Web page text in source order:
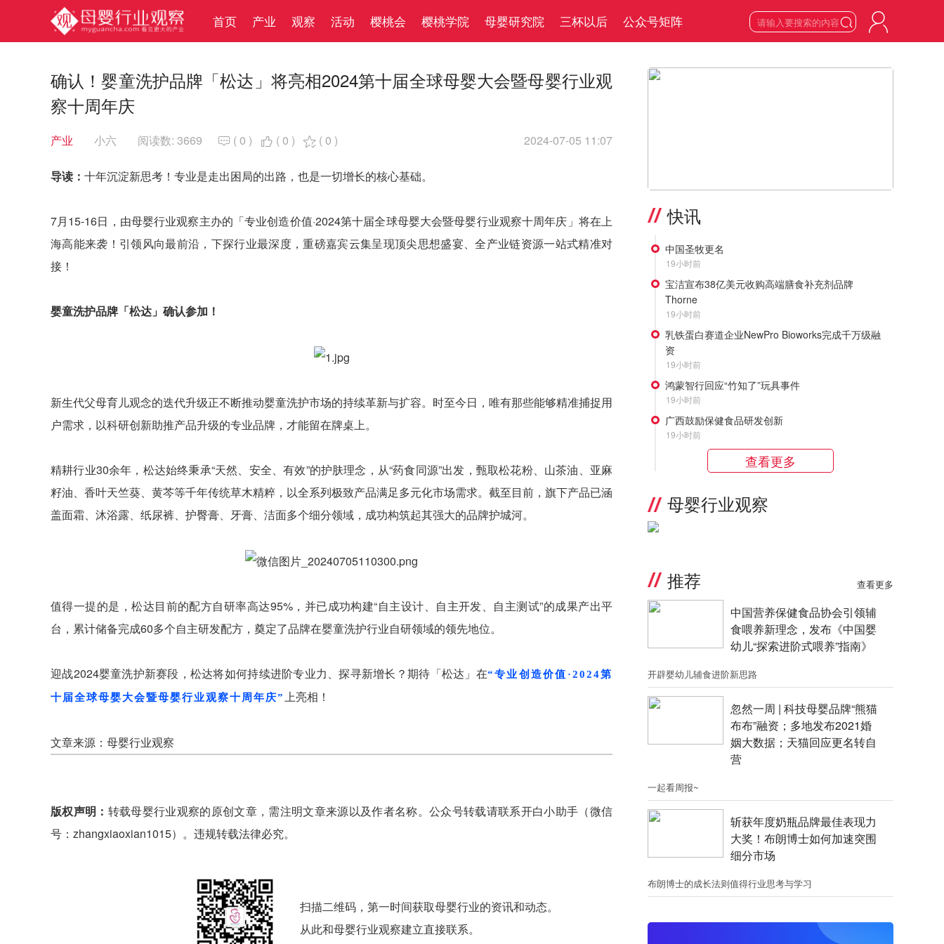
首页 产业 观察 活动 樱桃会 樱桃学院 母婴研究院 三杯以后 公众号矩阵 
快讯
中国圣牧更名
19小时前
宝洁宣布38亿美元收购高端膳食补充剂品牌
Thorne
19小时前
乳铁蛋白赛道企业NewPro Bioworks完成千万级融
资
19小时前
鸿蒙智行回应“竹知了”玩具事件
19小时前
广西鼓励保健食品研发创新
19小时前
查看更多
母婴行业观察
推荐 查看更多
中国营养保健食品协会引领辅
食喂养新理念，发布《中国婴
幼儿“探索进阶式喂养”指南》
开辟婴幼儿辅食进阶新思路
忽然一周 |​​ 科技母婴品牌“熊猫
布布”融资；​多地发布2021婚
姻大数据；天猫回应更名转自
营
一起看周报~
斩获年度奶瓶品牌最佳表现力
大奖！布朗博士如何加速突围
细分市场
布朗博士的成长法则值得行业思考与学习
确认！婴童洗护品牌「松达」将亮相2024第十届全球母婴大会暨母婴行业观
察十周年庆
产业 小六 阅读数: 3669  (0 )  (0 )  (0 ) 2024-07-05 11:07
导读： 十年沉淀新思考！专业是走出困局的出路，也是一切增长的核心基础。
7月15-16日，由母婴行业观察主办的「专业创造价值·2024第十届全球母婴大会暨母婴行业观察十周年庆」将在上
海高能来袭！引领风向最前沿，下探行业最深度，重磅嘉宾云集呈现顶尖思想盛宴、全产业链资源一站式精准对
接！
婴童洗护品牌「松达」确认参加！
新生代父母育儿观念的迭代升级正不断推动婴童洗护市场的持续革新与扩容。时至今日，唯有那些能够精准捕捉用
户需求，以科研创新助推产品升级的专业品牌，才能留在牌桌上。
精耕行业30余年，松达始终秉承“天然、安全、有效”的护肤理念，从“药食同源”出发，甄取松花粉、山茶油、亚麻
籽油、香叶天竺葵、黄芩等千年传统草木精粹，以全系列极致产品满足多元化市场需求。截至目前，旗下产品已涵
盖面霜、沐浴露、纸尿裤、护臀膏、牙膏、洁面多个细分领域，成功构筑起其强大的品牌护城河。
值得一提的是，松达目前的配方自研率高达95%，并已成功构建“自主设计、自主开发、自主测试”的成果产出平
台，累计储备完成60多个自主研发配方，奠定了品牌在婴童洗护行业自研领域的领先地位。
迎战2024婴童洗护新赛段，松达将如何持续进阶专业力、探寻新增长？期待「松达」在“专业创造价值·2024第
十届全球母婴大会暨母婴行业观察十周年庆”上亮相！
文章来源：母婴行业观察
版权声明： 转载母婴行业观察的原创文章，需注明文章来源以及作者名称。公众号转载请联系开白小助手（微信
号：zhangxiaoxian1015）。违规转载法律必究。
扫描二维码，第一时间获取母婴行业的资讯和动态。
从此和母婴行业观察建立直接联系。